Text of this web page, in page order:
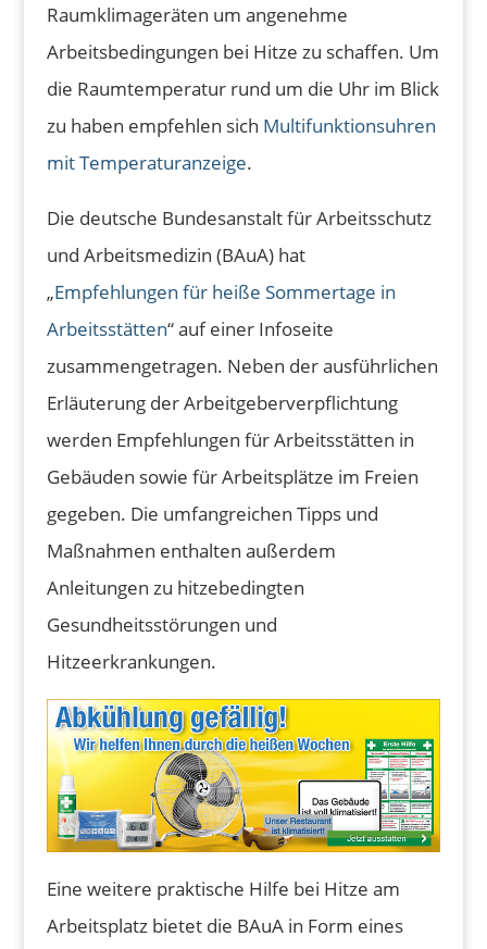
Raumklimageräten um angenehme
Arbeitsbedingungen bei Hitze zu schaffen. Um
die Raumtemperatur rund um die Uhr im Blick
zu haben empfehlen sich Multifunktionsuhren
mit Temperaturanzeige.
Die deutsche Bundesanstalt für Arbeitsschutz
und Arbeitsmedizin (BAuA) hat
„Empfehlungen für heiße Sommertage in
Arbeitsstätten“auf einer Infoseite
zusammengetragen. Neben der ausführlichen
Erläuterung der Arbeitgeberverpflichtung
werden Empfehlungen für Arbeitsstätten in
Gebäuden sowie für Arbeitsplätze im Freien
gegeben. Die umfangreichen Tipps und
Maßnahmen enthalten außerdem
Anleitungen zu hitzebedingten
Gesundheitsstörungen und
Hitzeerkrankungen.
Eine weitere praktische Hilfe bei Hitze am
Arbeitsplatz bietet die BAuA in Form eines